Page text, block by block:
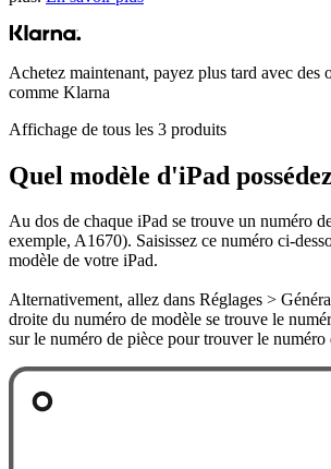
Achetez maintenant, payez plus tard avec des
comme Klarna
Affichage de tous les 3 produits
Quel modèle d'iPad
Au dos de chaque iPad se trouve un numéro
exemple, A1670). Saisissez ce numéro ci-
modèle de votre iPad.
Alternativement, allez dans Réglages >
droite du numéro de modèle se trouve le
sur le numéro de pièce pour trouver le numéro